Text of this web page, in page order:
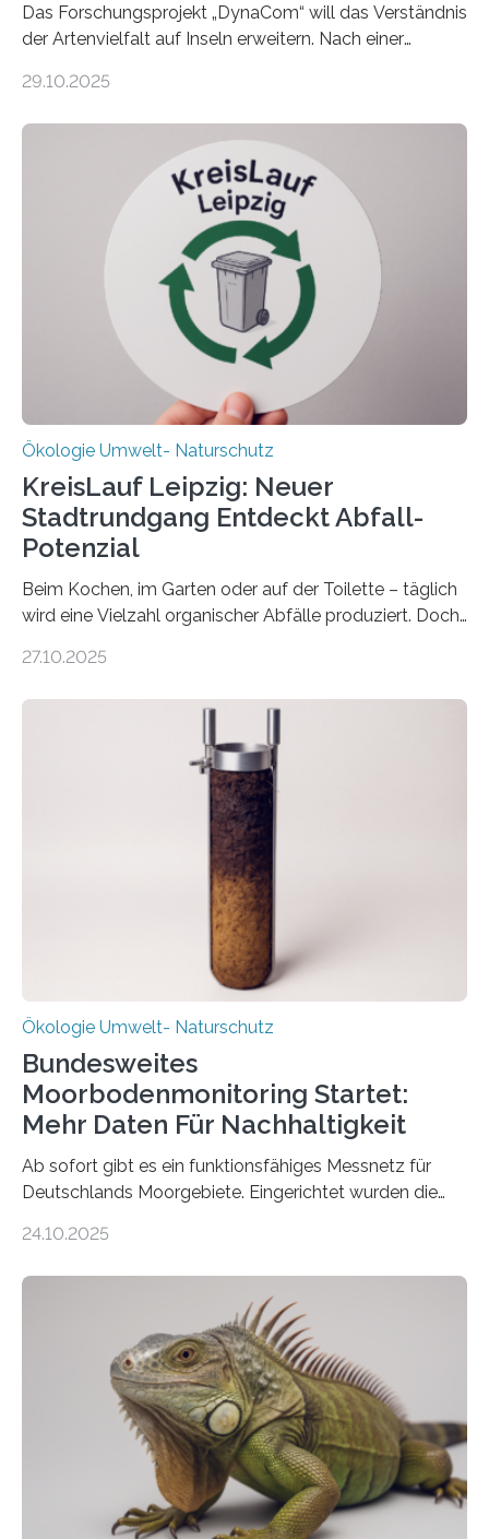
Das Forschungsprojekt „DynaCom“ will das Verständnis
der Artenvielfalt auf Inseln erweitern. Nach einer
Beobachtungen im Wattenmeer ist nun eine große
Oldenburg befassen sich insbesondere damit, wie ein
Ökosystem gedeiht – und wie sich dieser Prozess
verlässlich prognostizieren lässt. Grünes Licht für
„DynaCom“: Die Deutsche Forschungsgemeinschaft
(DFG) fördert das Anfang 2019 gestartete
Forschungsprojekt an der Universität Oldenburg für
zwei weitere Jahre mit rund 1,2 Millionen Euro. „Wir
freuen uns sehr über…
29.10.2025
Ökologie Umwelt- Naturschutz
KreisLauf Leipzig: Neuer
Stadtrundgang Entdeckt Abfall-
Potenzial
Beim Kochen, im Garten oder auf der Toilette – täglich
wird eine Vielzahl organischer Abfälle produziert. Doch
Potenzial nur dann entfalten können, wenn sie in
Veränderung der Wirtschaft wichtig ist, zeigt der vom
Deutschen Biomasseforschungszentrum und der
Stadtreinigung Leipzig konzipierte und am 24. Oktober
2025 offiziell eingeweihte Stadtrundgang „KreisLauf“. Er
ist ab sofort im Leipziger Stadtgebiet…
27.10.2025
Ökologie Umwelt- Naturschutz
Bundesweites
Moorbodenmonitoring Startet:
Mehr Daten Für Nachhaltigkeit
Ab sofort gibt es ein funktionsfähiges Messnetz für
Deutschlands Moorgebiete. Eingerichtet wurden die
vergangenen fünf Jahren von Wissenschaftlerinnen
heutigen Donnerstag übergeben sie ihren Bericht zur
Aufbauphase an den Auftraggeber, das
Bundesministerium für Landwirtschaft, Ernährung und
Heimat. Braunschweig/Eberswalde (23. Oktober 2025).
Ein Netz aus 155 Messstationen spannt sich neuerdings
über Deutschlands Moorböden. Eingerichtet wurden sie
in den vergangenen fünf Jahren von
Wissenschaftlerinnen und Wissenschaftlern des
Thünen-Instituts für Agrarklimaschutz…
24.10.2025